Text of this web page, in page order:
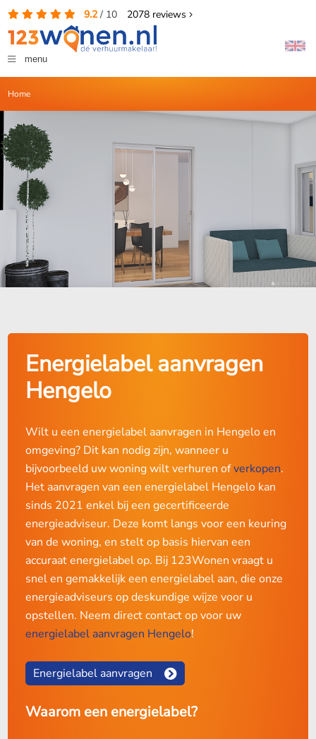
9.2/ 10 2078reviews
menu
Home
Energielabel aanvragen
Hengelo
Wilt u een energielabel aanvragen in Hengelo en
omgeving? Dit kan nodig zijn, wanneer u
bijvoorbeeld uw woning wilt verhuren ofverkopen.
Het aanvragen van een energielabel Hengelo kan
sinds 2021 enkel bij een gecertificeerde
energieadviseur. Deze komt langs voor een keuring
van de woning, en stelt op basis hiervan een
accuraat energielabel op. Bij 123Wonen vraagt u
snel en gemakkelijk een energielabel aan, die onze
energieadviseurs op deskundige wijze voor u
opstellen. Neem direct contact op voor uw
energielabel aanvragen Hengelo!
Energielabel aanvragen
Waarom een energielabel?